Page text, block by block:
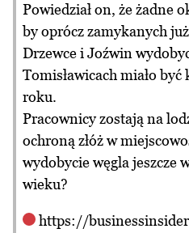
Powiedział on, że żadne
by oprócz zamykanych
Drzewce i Joźwin
Tomisławicach miało
roku.
Pracownicy zostają na
ochroną złóż w
wydobycie węgla jeszcze
wieku?
https://